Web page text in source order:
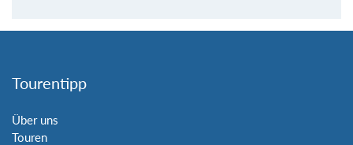
Tourentipp
Über uns
Touren